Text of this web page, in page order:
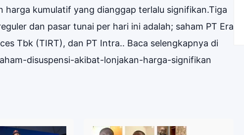
kumulatif yang dianggap terlalu signifikan.Tiga
dan pasar tunai per hari ini adalah; saham PT Era
Tbk (TIRT), dan PT Intra.. Baca selengkapnya di
disuspensi-akibat-lonjakan-harga-signifikan